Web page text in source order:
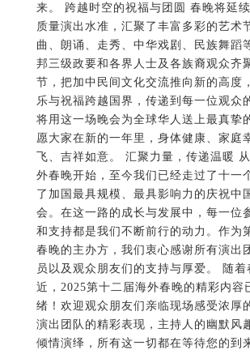
来。 跨越时空的祝福与团圆 春晚将延
质量演出水准，汇聚了丰富多彩的艺术
曲、朗诵、走秀、中华戏剧、民族舞蹈
邦三级政要和各界人士及各族裔观众齐
节，把加中民间文化交流推向新的高度
乐与祝福跨越国界，传递到每一位观众
将用这一场晚会为全球华人送上最真
愿大家在新的一年里，身体健康、家庭
飞、吉祥如意。 汇聚力量，传递温暖
外春晚开始，至今我们已经走过了十一
了加国最具规模、最具影响力的庆祝中
会。在这一路的成长与发展中，每一位
和支持都是我们不断前行的动力。作为
春晚的主办方，我们衷心感谢所有演出
员以及观众朋友们的支持与厚爱。 随着
近，2025第十二届海外春晚的精彩内容
绪！欢迎观众朋友们亲临现场感受浓厚
演出团队的精彩表现，主持人的幽默风
倾情演绎，所有这一切都在等待您的到